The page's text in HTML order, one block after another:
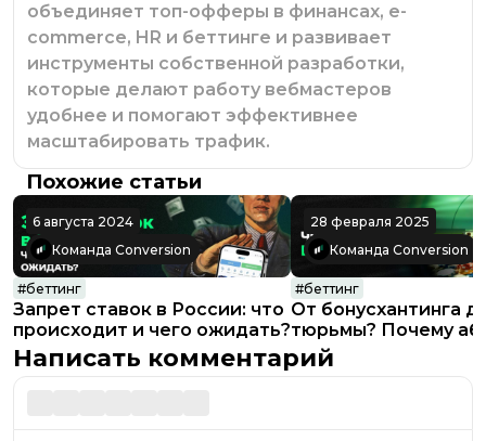
объединяет топ-офферы в финансах, e-
commerce, HR и беттинге и развивает
инструменты собственной разработки,
которые делают работу вебмастеров
удобнее и помогают эффективнее
масштабировать трафик.
Похожие статьи
6 августа 2024
Команда Conversion
#беттинг
Запрет ставок в России: что
происходит и чего ожидать?
28 февраля 2025
Команда Conversion
#беттинг
От бонусхантинга
тюрьмы? Почему
бонусов БК —
опасное
Написать комментарий